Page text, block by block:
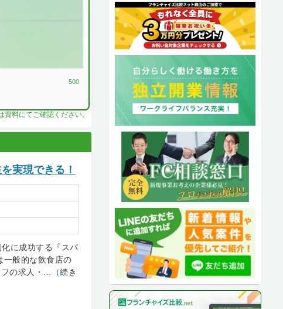
500
資料にてご確認ください。
実現できる！
に成功する『スパ
一般的な飲食店の
の求人・...
（続き